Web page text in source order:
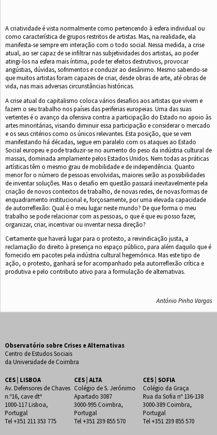
A criatividade é vista normalmente como pertencendo à esfera individual ou
como característica de grupos restritos de artistas. Mas, na realidade, ela
manifesta-se sempre em interação com o todo social. Nessa medida, a crise
atual, ao ser capaz de se inﬁltrar nas subjetividades dos artistas, ao poder
atingi-los na esfera mais íntima, pode ter efeitos destrutivos, provocar
angústias, dúvidas, sofrimentos e conduzir ao desânimo. Mesmo sabendo-se
que muitos artistas foram capazes de criar, desde obras de arte, até obras de
vida, nas mais adversas circunstâncias históricas.
A crise atual do capitalismo coloca vários desaﬁos aos artistas que vivem e
fazem o seu trabalho nos países das periferias europeias. Uma das suas
vertentes é o avanço da ofensiva contra a participação do Estado no apoio às
artes minoritárias, visando diminuir essa participação e considerar o mercado
e os seus critérios como os únicos relevantes. Esta posição, que se vem
manifestando há décadas, segue em paralelo com os ataques ao Estado
Social europeu e pode traduzir-se no aumento do peso da indústria cultural de
massas, dominada amplamente pelos Estados Unidos. Nem todas as práticas
artísticas têm o mesmo grau de mobilidade e de independência. Quanto
menor for o número de pessoas envolvidas, maiores serão as possibilidades
de inventar soluções. Mas o desaﬁo em questão passará inevitavelmente pela
criação de novos contextos de trabalho, de novas redes, de novas formas de
enquadramento institucional e, forçosamente, por uma elevada capacidade
de autorreﬂexão: Qual é o meu lugar neste mundo? De que forma o meu
trabalho se pode relacionar com as pessoas, o que é que eu posso fazer,
organizar, criar, incentivar ou inventar nessa direção?
Certamente que haverá lugar para o protesto, a reivindicação justa, a
reclamação do direito à presença no espaço público, para além daquilo que é
fornecido em pacotes pela indústria cultural hegemónica. Mas este tipo de
ação, o protesto, ganhará se for acompanhado pela autorreﬂexão crítica e
produtiva e pelo contributo ativo para a formulação de alternativas.
António Pinho Vargas
Observatório sobre Crises e Alternativas
Centro de Estudos Sociais
da Universidade de Coimbra
CES | LISBOA
Av. Defensores de Chaves
n.º16, cave dtª
1000-117 Lisboa,
Portugal
Tel +351 211 353 775
CES | ALTA
Colégio de S. Jerónimo
Apartado 3087
3000-995 Coimbra,
Portugal
Tel +351 239 855 570
CES | SOFIA
Colégio da Graça
Rua da Sofia nº 136-138
3000-389 Coimbra,
Portugal
Tel +351 239 855 570